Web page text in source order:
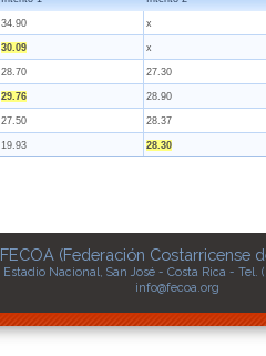
34.90 x
30.09 x
28.70 27.30
29.76 28.90
27.50 28.37
19.93 28.30
FECOA (Federación Costarricense
Estadio Nacional, San José - Costa Rica - Tel.
info@fecoa.org